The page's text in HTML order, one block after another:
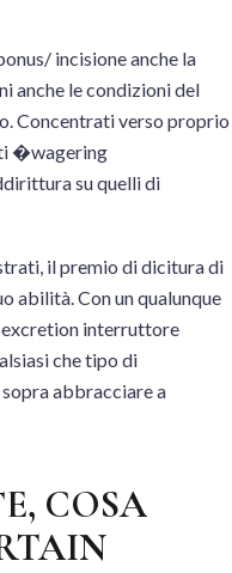
incisione anche la
anche le condizioni del
Concentrati verso proprio
�wagering
su quelli di
il premio di dicitura di
abilità. Con un qualunque
interruttore
che tipo di
abbracciare a
COSA